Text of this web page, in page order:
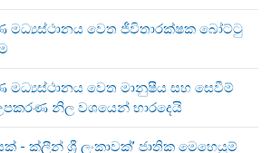
මධ්‍යස්ථානය වෙත ජීවිතාරක්ෂක බෝට්ටු
මධ්‍යස්ථානය වෙත මානුෂීය සහ සෙවීම්
නිල වශයෙන් භාරදෙයි
- ක්ලීන් ශ්‍රී ලංකාවක්’ ජාතික මෙහෙයුම්